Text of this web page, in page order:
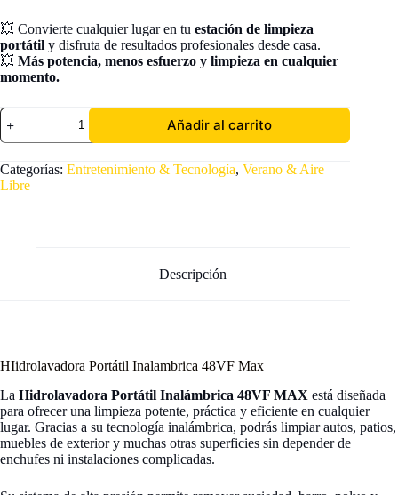
💥 Convierte cualquier lugar en tu estación de limpieza
portátil y disfruta de resultados profesionales desde casa.
💥 Más potencia, menos esfuerzo y limpieza en cualquier
momento.
Hidrolavadora
Portátil
Inalámbrica
con
Batería
Añadir al carrito
Categorías: Entretenimiento & Tecnología, Verano & Aire
Libre
Descripción
HIidrolavadora Portátil Inalambrica 48VF Max
La Hidrolavadora Portátil Inalámbrica 48VF MAX está diseñada
para ofrecer una limpieza potente, práctica y eficiente en cualquier
lugar. Gracias a su tecnología inalámbrica, podrás limpiar autos, patios,
muebles de exterior y muchas otras superficies sin depender de
enchufes ni instalaciones complicadas.